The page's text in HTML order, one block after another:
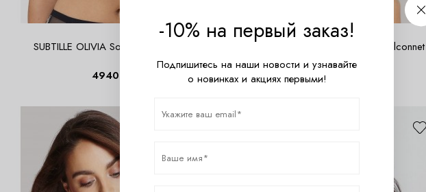
SUBTILLE OLIVIA Soft balconette Бюст
4940
Бюстгальтер Panache Chi Chi Balconnet
(Black)
8900
-10% на первый заказ!
Подпишитесь на наши новости и узнавайте
о новинках и акциях первыми!